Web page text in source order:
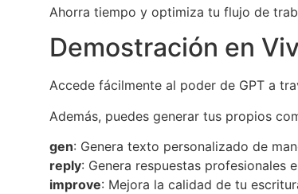
Ahorra tiempo y optimiza tu flujo de
Demostración en
Accede fácilmente al poder de GPT a
Además, puedes generar tus propios
gen: Genera texto personalizado de
reply: Genera respuestas profesionales
improve: Mejora la calidad de tu